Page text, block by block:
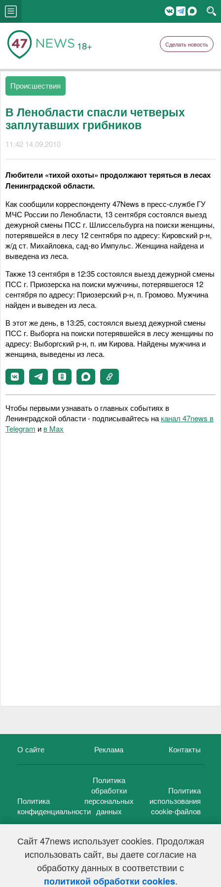
Сайт 47news использует cookies. Продолжая
использовать сайт, вы даете согласие на
обработку данных в соответствии с
политикой обработки cookies.
18+ Сделать новость
Происшествия
В Ленобласти спасли четверых
заплутавших грибников
11:42 14.09.2010
Любители «тихой охоты» продолжают теряться в лесах
Ленинградской области.
Как сообщили корреспонденту 47News в пресс-службе ГУ
МЧС России по Ленобласти, 13 сентября состоялся выезд
дежурной смены ПСС г. Шлиссельбурга на поиски женщины,
потерявшейся в лесу 12 сентября по адресу: Кировский р-н,
ж/д ст. Михайловка, сад-во Импульс. Женщина найдена и
выведена из леса.
Также 13 сентября в 12:35 состоялся выезд дежурной смены
ПСС г. Приозерска на поиски мужчины, потерявшегося 12
сентября по адресу: Приозерский р-н, п. Громово. Мужчина
найден и выведен из леса.
В этот же день, в 13:25, состоялся выезд дежурной смены
ПСС г. Выборга на поиски потерявшейся в лесу женщины по
адресу: Выборгский р-н, п. им Кирова. Найдены мужчина и
женщина, выведены из леса.
Чтобы первыми узнавать о главных событиях в
Ленинградской области - подписывайтесь на канал 47news в
Telegram и в Maх
О сайте Реклама Контакты
Политика
конфиденциальности
Политика
обработки
персональных
данных
Политика
использования
cookie-файлов
47 новостей (47 news)2005 — 2026 г.
Свидетельство о регистрации СМИ Эл № ФС 77-39848, выдано
Федеральной службой по надзору в сфере связи,
информационных технологий и массовых коммуникаций